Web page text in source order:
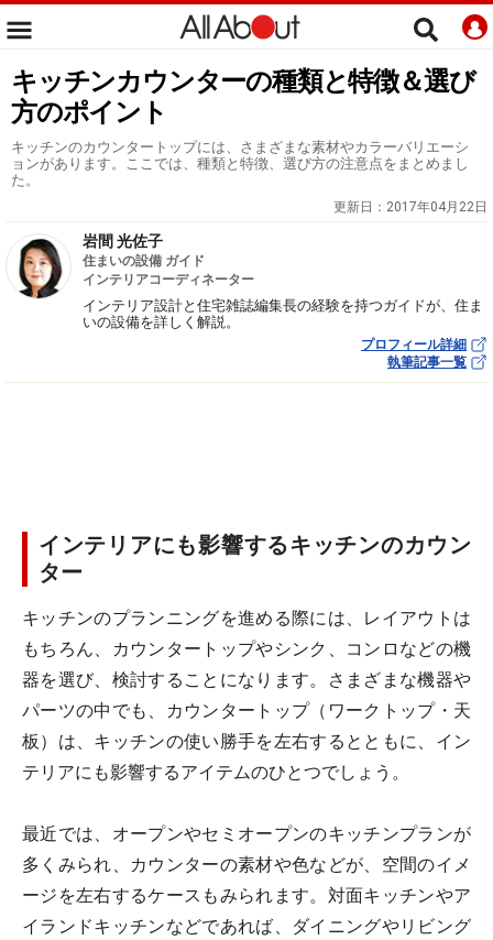
キッチンカウンターの種類と特徴＆選び
方のポイント
キッチンのカウンタートップには、さまざまな素材やカラーバリエーシ
ョンがあります。ここでは、種類と特徴、選び方の注意点をまとめまし
た。
更新日： 2017年04月22日
岩間 光佐子
住まいの設備 ガイド
インテリアコーディネーター
インテリア設計と住宅雑誌編集長の経験を持つガイドが、住ま
いの設備を詳しく解説。
プロフィール詳細
執筆記事一覧
インテリアにも影響するキッチンのカウン
ター
キッチンのプランニングを進める際には、レイアウトは
もちろん、カウンタートップやシンク、コンロなどの機
器を選び、検討することになります。さまざまな機器や
パーツの中でも、カウンタートップ（ワークトップ・天
板）は、キッチンの使い勝手を左右するとともに、イン
テリアにも影響するアイテムのひとつでしょう。
最近では、オープンやセミオープンのキッチンプランが
多くみられ、カウンターの素材や色などが、空間のイメ
ージを左右するケースもみられます。対面キッチンやア
イランドキッチンなどであれば、ダイニングやリビング